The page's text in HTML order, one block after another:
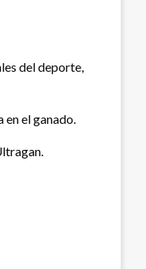
del deporte,
el ganado.